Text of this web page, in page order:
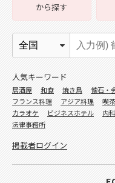
から探す
人気キーワード
居酒屋 和食 焼き鳥 懐石・
フランス料理
アジア料理 喫
カラオケ
ビジネスホテル 内科
法律事務所
掲載者ログイン